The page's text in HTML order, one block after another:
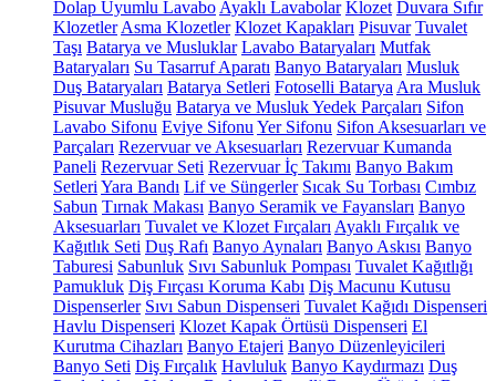
Dolap Uyumlu Lavabo Ayaklı Lavabolar Klozet Duvara Sıfır
Klozetler Asma Klozetler Klozet Kapakları Pisuvar Tuvalet
Taşı Batarya ve Musluklar Lavabo Bataryaları Mutfak
Bataryaları Su Tasarruf Aparatı Banyo Bataryaları Musluk
Duş Bataryaları Batarya Setleri Fotoselli Batarya Ara Musluk
Pisuvar Musluğu Batarya ve Musluk Yedek Parçaları Sifon
Lavabo Sifonu Eviye Sifonu Yer Sifonu Sifon Aksesuarları ve
Parçaları Rezervuar ve Aksesuarları Rezervuar Kumanda
Paneli Rezervuar Seti Rezervuar İç Takımı Banyo Bakım
Setleri Yara Bandı Lif ve Süngerler Sıcak Su Torbası Cımbız
Sabun Tırnak Makası Banyo Seramik ve Fayansları Banyo
Aksesuarları Tuvalet ve Klozet Fırçaları Ayaklı Fırçalık ve
Kağıtlık Seti Duş Rafı Banyo Aynaları Banyo Askısı Banyo
Taburesi Sabunluk Sıvı Sabunluk Pompası Tuvalet Kağıtlığı
Pamukluk Diş Fırçası Koruma Kabı Diş Macunu Kutusu
Dispenserler Sıvı Sabun Dispenseri Tuvalet Kağıdı Dispenseri
Havlu Dispenseri Klozet Kapak Örtüsü Dispenseri El
Kurutma Cihazları Banyo Etajeri Banyo Düzenleyicileri
Banyo Seti Diş Fırçalık Havluluk Banyo Kaydırmazı Duş